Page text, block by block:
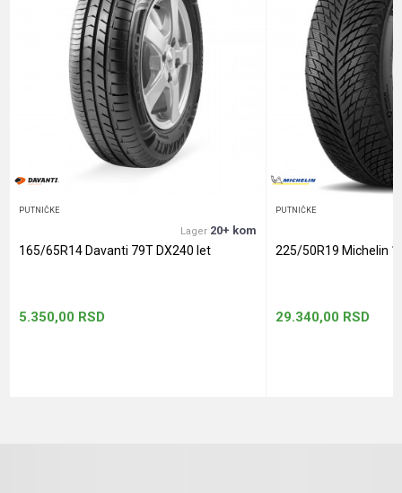
Anti-spam zaštita - izračunajte koliko je 2 + 3 :
PUTNIČKE
Lager 20+ kom
165/65R14 Davanti 79T DX240 let
5.350,00 RSD
PUTNIČKE
225/50R19 Michelin
29.340,00 RSD